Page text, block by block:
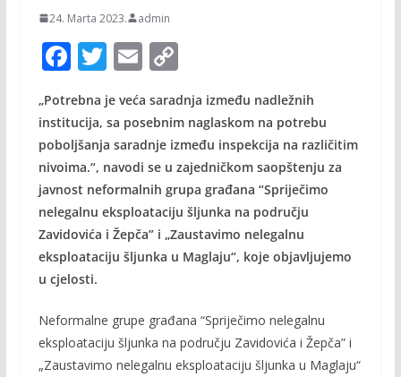
24. Marta 2023. admin
F
ac
e
b
o
o
k
T
w
itt
er
E
ai
l
C
o
p
y
Li
n
k
„Potrebna je veća saradnja između nadležnih
institucija, sa posebnim naglaskom na potrebu
poboljšanja saradnje između inspekcija na različitim
nivoima.“, navodi se u zajedničkom saopštenju za
javnost neformalnih grupa građana “Spriječimo
nelegalnu eksploataciju šljunka na području
Zavidovića i Žepča” i „Zaustavimo nelegalnu
eksploataciju šljunka u Maglaju“, koje objavljujemo
u cjelosti.
Neformalne grupe građana “Spriječimo nelegalnu
eksploataciju šljunka na području Zavidovića i Žepča” i
„Zaustavimo nelegalnu eksploataciju šljunka u Maglaju“